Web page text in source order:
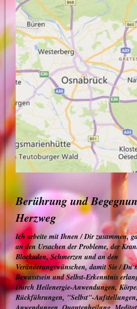
Berührung und
Herzweg
Ich arbeite mit Ihnen / Dir zusammen,
an den Ursachen der Probleme, der
Blockaden, Schmerzen und an den
Veränderungswünschen, damit Sie / Du
Bewusstsein undSelbst-Erkenntnis
Durch Heilenergie-Anwendungen,
Rückführungen, "Selbst"-